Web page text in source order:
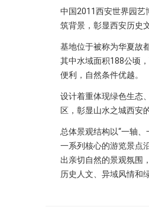
中国2011西安世界园艺
筑背景，彰显西安历史
基地位于被称为华夏故
其中水域面积188公顷
便利，自然条件优越。
设计着重体现绿色生态
区，彰显山水之城西安
总体景观结构以“一轴
一系列核心的游览景点
出亲切自然的景观氛围
历史人文、异域风情和